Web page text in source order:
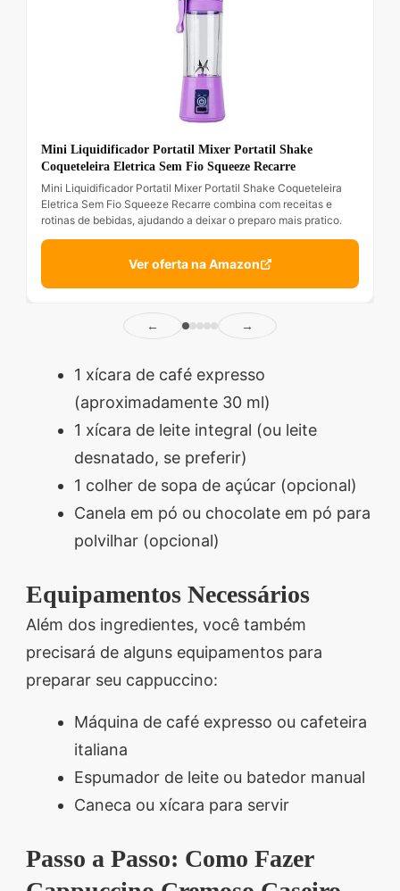
Mini Liquidificador Portatil Mixer Portatil Shake
Coqueteleira Eletrica Sem Fio Squeeze Recarre
Mini Liquidificador Portatil Mixer Portatil Shake Coqueteleira
Eletrica Sem Fio Squeeze Recarre combina com receitas e
rotinas de bebidas, ajudando a deixar o preparo mais pratico.
Ver oferta na Amazon
← →
1 xícara de café expresso
(aproximadamente 30 ml)
1 xícara de leite integral (ou leite
desnatado, se preferir)
1 colher de sopa de açúcar (opcional)
Canela em pó ou chocolate em pó para
polvilhar (opcional)
Equipamentos Necessários
Além dos ingredientes, você também
precisará de alguns equipamentos para
preparar seu cappuccino:
Máquina de café expresso ou cafeteira
italiana
Espumador de leite ou batedor manual
Caneca ou xícara para servir
Passo a Passo: Como Fazer